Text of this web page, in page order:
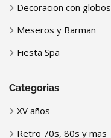
Decoracion con globos
Meseros y Barman
Fiesta Spa
Categorias
XV años
Retro 70s, 80s y mas